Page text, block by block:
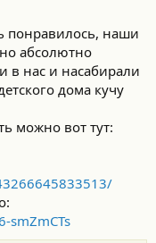
понравилось, наши
абсолютно
в нас и насабирали
дома кучу
можно вот тут:
smZmCTs